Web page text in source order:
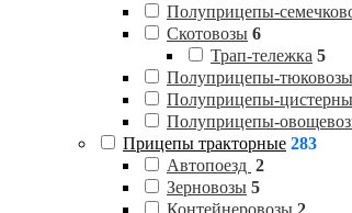
Полуприцепы-
Скотовозы 6
Трап-тележка 5
Полуприцепы-тюковозы
Полуприцепы-
Полуприцепы-
Прицепы тракторные 283
Автопоезд 2
Зерновозы 5
Контейнеровозы 2